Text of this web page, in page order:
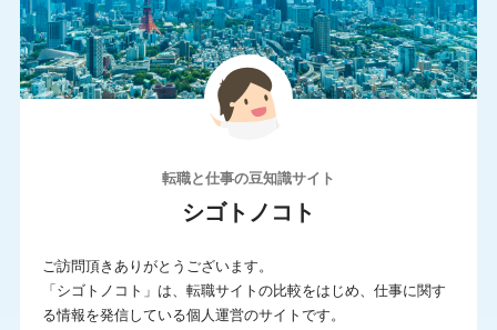
転職と仕事の豆知識サイト
シゴトノコト
ご訪問頂きありがとうございます。
「シゴトノコト」は、転職サイトの比較をはじめ、仕事に関す
る情報を発信している個人運営のサイトです。